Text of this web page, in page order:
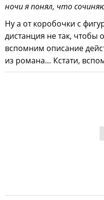
ночи я понял, что
Ну а от коробочки с
дистанция не так,
вспомним описание
из романа… Кстати,